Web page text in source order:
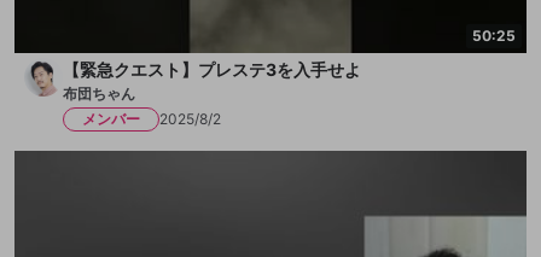
50:25
【緊急クエスト】プレステ3を入手せよ
布団ちゃん
メンバー
2025/8/2